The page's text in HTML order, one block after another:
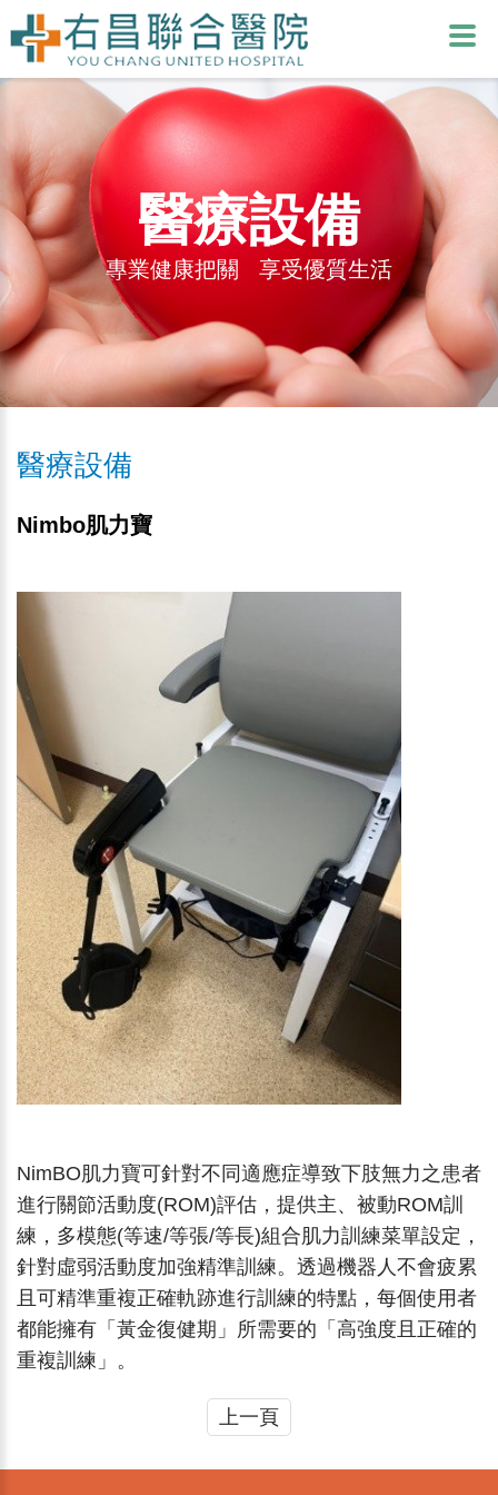
醫療設備
專業健康把關 享受優質生活
醫療設備
Nimbo肌力寶
NimBO肌力寶可針對不同適應症導致下肢無力之患者
進行關節活動度(ROM)評估，提供主、被動ROM訓
練，多模態(等速/等張/等長)組合肌力訓練菜單設定，
針對虛弱活動度加強精準訓練。透過機器人不會疲累
且可精準重複正確軌跡進行訓練的特點，每個使用者
都能擁有「黃金復健期」所需要的「高強度且正確的
重複訓練」。
上一頁